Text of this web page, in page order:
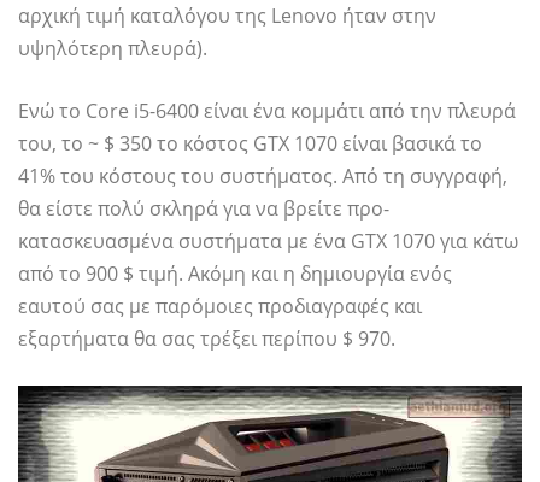
αρχική τιμή καταλόγου της Lenovo ήταν στην
υψηλότερη πλευρά).
Ενώ το Core i5-6400 είναι ένα κομμάτι από την πλευρά
του, το ~ $ 350 το κόστος GTX 1070 είναι βασικά το
41% ​​του κόστους του συστήματος. Από τη συγγραφή,
θα είστε πολύ σκληρά για να βρείτε προ-
κατασκευασμένα συστήματα με ένα GTX 1070 για κάτω
από το 900 $ τιμή. Ακόμη και η δημιουργία ενός
εαυτού σας με παρόμοιες προδιαγραφές και
εξαρτήματα θα σας τρέξει περίπου $ 970.